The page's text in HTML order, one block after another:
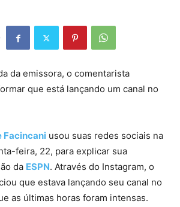
da emissora, o comentarista
que está lançando um canal no
Facincani usou suas redes sociais na
feira, 22, para explicar sua
da ESPN. Através do Instagram, o
que estava lançando seu canal no
as últimas horas foram intensas.